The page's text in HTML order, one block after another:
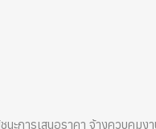
การเสนอราคา จ้างควบคุมง